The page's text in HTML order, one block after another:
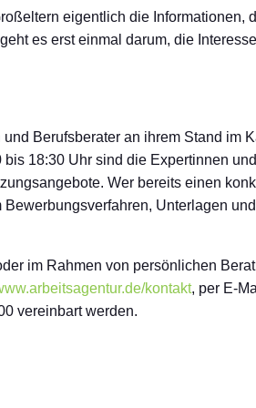
eigentlich die Informationen,
es erst einmal darum, die
Berufsberater an ihrem Stand im
18:30 Uhr sind die Expertinnen
Wer bereits einen
Unterlagen
im Rahmen von persönlichen
kontakt, per E-
vereinbart werden.